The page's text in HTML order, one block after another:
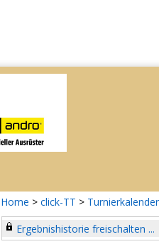
Home > click-TT > Turnierkalender
Ergebnishistorie freischalten ...